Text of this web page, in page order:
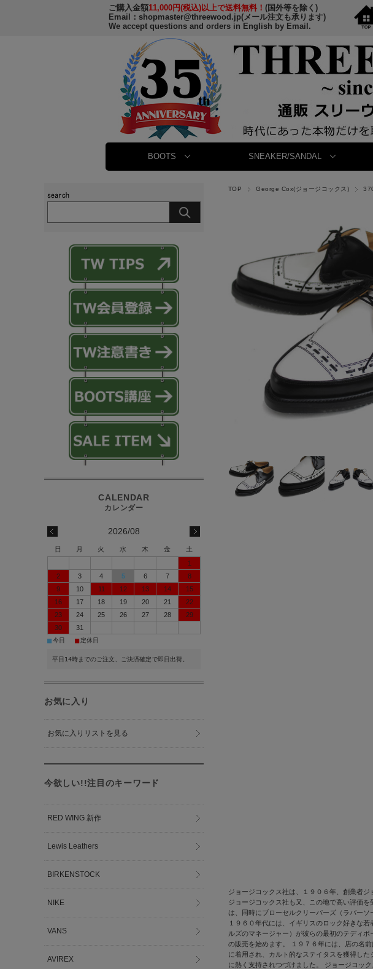
ご購入金額11,000円(税込)以上で送料無料！ (国外等を除く)
Email： shopmaster@threewood.jp(メール注文も承ります)
We accept questions and orders in English by Email.
BOOTS SNEAKER/SANDAL
TOP George Cox(ジョージコックス)
ジョージコックス社は、１９０６年、創業者
ジョージコックス社も又、この地で高い評価
は、同時にブローセルクリーパーズ（ラバー
１９６０年代には、イギリスのロック好きな
ルズのマネージャー）が彼らの最初のテディ
の販売を始めます。 １９７６年には、店の名
に着用され、カルト的なステイタスを獲得し
に熱く支持されつづけました。 ジョージコッ
2026/08
日 月 火 水 木 金
土
1
2
3 4 5 6 7
8
9
10 11 12 13 14
15
16
17 18 19 20 21
22
23
24 25 26 27 28
29
30
31
■今日 ■ 定休日
平日14時までのご注文、ご決済確定で即日出荷。
お気に入り
お気に入りリストを見る
今欲しい!!注目のキーワード
RED WING 新作
Lewis Leathers
BIRKENSTOCK
NIKE
VANS
AVIREX